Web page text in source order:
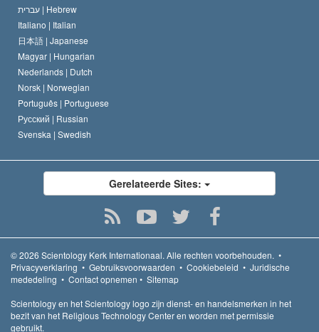
עברית | Hebrew
Italiano | Italian
日本語 | Japanese
Magyar | Hungarian
Nederlands | Dutch
Norsk | Norwegian
Português | Portuguese
Русский | Russian
Svenska | Swedish
Gerelateerde Sites:
© 2026 Scientology Kerk Internationaal. Alle rechten voorbehouden. •
Privacyverklaring • Gebruiksvoorwaarden • Cookiebeleid • Juridische
mededeling • Contact opnemen • Sitemap
Scientology en het Scientology logo zijn dienst- en handelsmerken in het
bezit van het Religious Technology Center en worden met permissie
gebruikt.